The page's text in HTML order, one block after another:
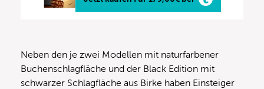
Neben den je zwei Modellen mit naturfarbener
Buchenschlagfläche und der Black Edition mit
schwarzer Schlagfläche aus Birke haben Einsteiger